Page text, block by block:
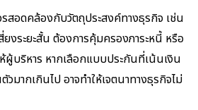
สอดคล้องกับวัตถุประสงค์ทางธุรกิจ เช่น
งระยะสั้น ต้องการคุ้มครองภาระหนี้ หรือ
ผู้บริหาร หากเลือกแบบประกันที่เน้นเงิน
มากเกินไป อาจทำให้เจตนาทางธุรกิจไม่